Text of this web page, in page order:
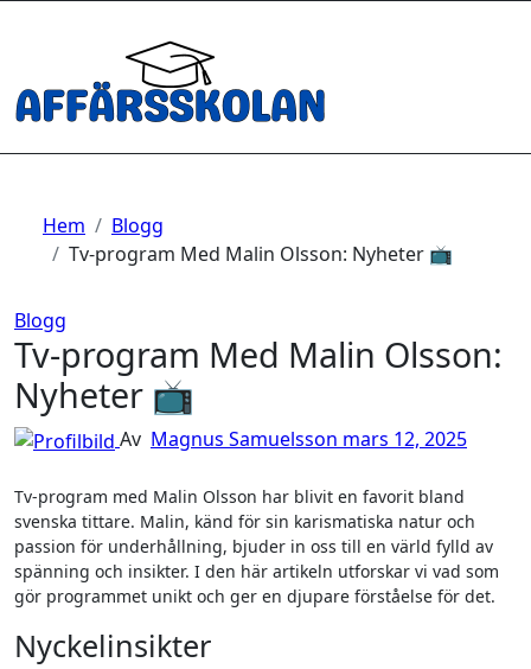
Hem
Blogg
Tv-program Med Malin Olsson: Nyheter 📺
Blogg
Tv-program Med Malin Olsson:
Nyheter 📺
Av Magnus Samuelsson mars 12, 2025
Tv-program med Malin Olsson har blivit en favorit bland
svenska tittare. Malin, känd för sin karismatiska natur och
passion för underhållning, bjuder in oss till en värld fylld av
spänning och insikter. I den här artikeln utforskar vi vad som
gör programmet unikt och ger en djupare förståelse för det.
Nyckelinsikter